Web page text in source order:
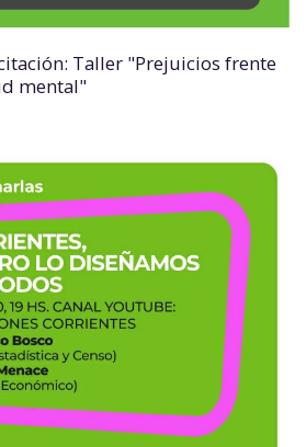
Taller "Prejuicios frente
mental"